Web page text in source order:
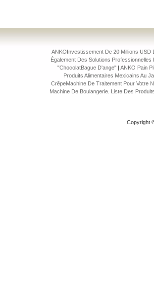
ANKOInvestissement De 20 Millions USD
Également Des Solutions
"ChocolatBague D'ange" | ANKO Pain
Produits Alimentaires Mexicains Au
CrêpeMachine De Traitement Pour Votre
Machine De Boulangerie. Liste Des
Copyright